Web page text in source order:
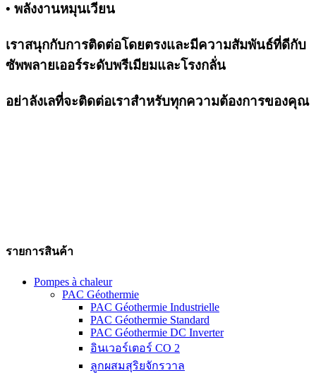
• พลังงานหมุนเวียน
เราสนุกกับการติดต่อโดยตรงและมีความสัมพันธ์ที่ดีกับ
ซัพพลายเออร์ระดับพรีเมียมและโรงกลั่น
อย่าลังเลที่จะติดต่อเราสำหรับทุกความต้องการของคุณ
รายการสินค้า
Pompes à chaleur
PAC Géothermie
PAC Géothermie Industrielle
PAC Géothermie Standard
PAC Géothermie DC Inverter
อินเวอร์เตอร์ CO 2
ลูกผสมสุริยจักรวาล